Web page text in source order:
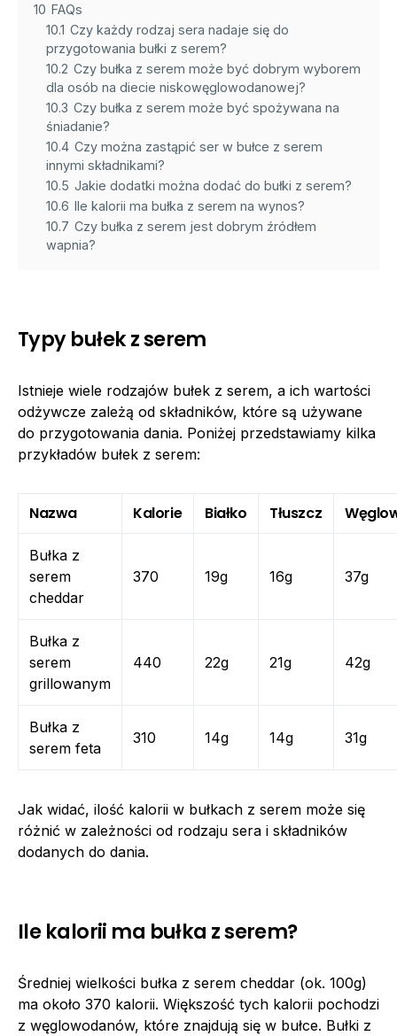
10 FAQs
10.1 Czy każdy rodzaj sera nadaje się do
przygotowania bułki z serem?
10.2 Czy bułka z serem może być dobrym wyborem
dla osób na diecie niskowęglowodanowej?
10.3 Czy bułka z serem może być spożywana na
śniadanie?
10.4 Czy można zastąpić ser w bułce z serem
innymi składnikami?
10.5 Jakie dodatki można dodać do bułki z serem?
10.6 Ile kalorii ma bułka z serem na wynos?
10.7 Czy bułka z serem jest dobrym źródłem
wapnia?
Typy bułek z serem
Istnieje wiele rodzajów bułek z serem, a ich wartości
odżywcze zależą od składników, które są używane
do przygotowania dania. Poniżej przedstawiamy kilka
przykładów bułek z serem:
Nazwa Kalorie Białko Tłuszcz
Bułka z
serem
cheddar
370 19g 16g 37g
Bułka z
serem
grillowanym
440 22g 21g 42g
Bułka z
serem feta
310 14g 14g 31g
Jak widać, ilość kalorii w bułkach z serem może się
różnić w zależności od rodzaju sera i składników
dodanych do dania.
Ile kalorii ma bułka z serem?
Średniej wielkości bułka z serem cheddar (ok. 100g)
ma około 370 kalorii. Większość tych kalorii pochodzi
z węglowodanów, które znajdują się w bułce. Bułki z